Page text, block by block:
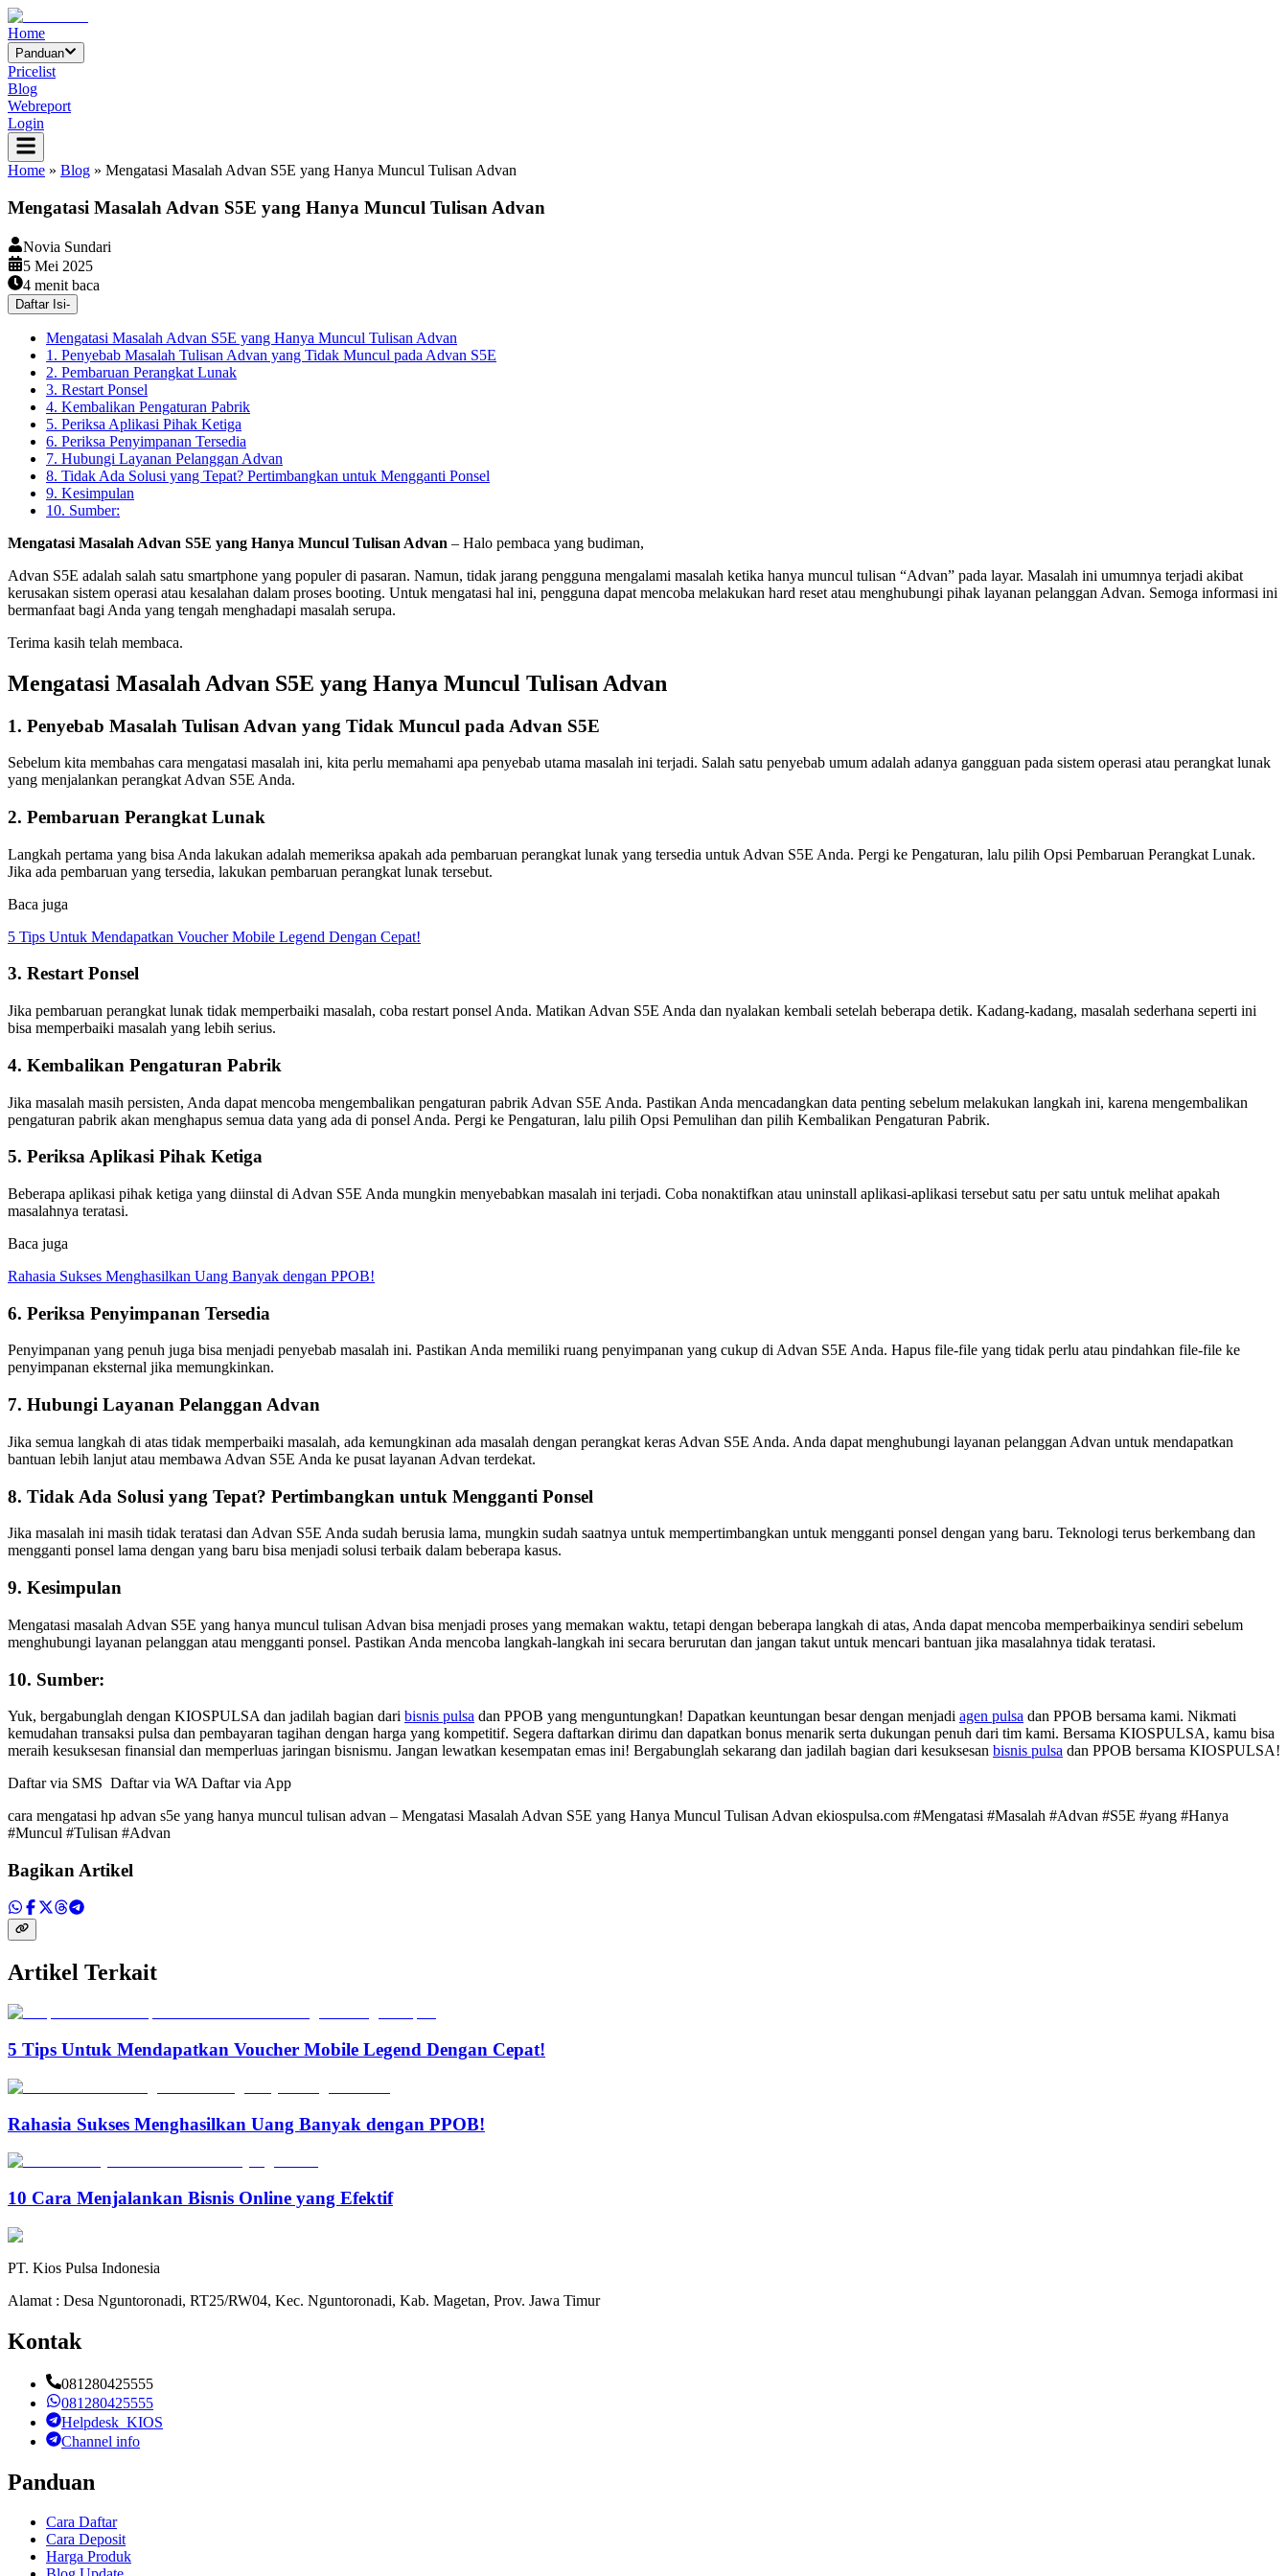
Home
Panduan
Pricelist
Blog
Webreport
Login
Home » Blog » Mengatasi Masalah Advan S5E yang Hanya Muncul Tulisan Advan
Mengatasi Masalah Advan S5E yang Hanya Muncul Tulisan Advan
Novia Sundari
5 Mei 2025
4 menit baca
Daftar Isi-
Mengatasi Masalah Advan S5E yang Hanya Muncul Tulisan Advan
1. Penyebab Masalah Tulisan Advan yang Tidak Muncul pada Advan S5E
2. Pembaruan Perangkat Lunak
3. Restart Ponsel
4. Kembalikan Pengaturan Pabrik
5. Periksa Aplikasi Pihak Ketiga
6. Periksa Penyimpanan Tersedia
7. Hubungi Layanan Pelanggan Advan
8. Tidak Ada Solusi yang Tepat? Pertimbangkan untuk Mengganti Ponsel
9. Kesimpulan
10. Sumber:
Mengatasi Masalah Advan S5E yang Hanya Muncul Tulisan Advan – Halo pembaca yang budiman,
Advan S5E adalah salah satu smartphone yang populer di pasaran. Namun, tidak jarang pengguna mengalami masalah ketika hanya muncul tulisan “Advan” pada layar. Masalah ini umumnya terjadi akibat
kerusakan sistem operasi atau kesalahan dalam proses booting. Untuk mengatasi hal ini, pengguna dapat mencoba melakukan hard reset atau menghubungi pihak layanan pelanggan Advan. Semoga informasi ini
bermanfaat bagi Anda yang tengah menghadapi masalah serupa.
Terima kasih telah membaca.
Mengatasi Masalah Advan S5E yang Hanya Muncul Tulisan Advan
1. Penyebab Masalah Tulisan Advan yang Tidak Muncul pada Advan S5E
Sebelum kita membahas cara mengatasi masalah ini, kita perlu memahami apa penyebab utama masalah ini terjadi. Salah satu penyebab umum adalah adanya gangguan pada sistem operasi atau perangkat lunak
yang menjalankan perangkat Advan S5E Anda.
2. Pembaruan Perangkat Lunak
Langkah pertama yang bisa Anda lakukan adalah memeriksa apakah ada pembaruan perangkat lunak yang tersedia untuk Advan S5E Anda. Pergi ke Pengaturan, lalu pilih Opsi Pembaruan Perangkat Lunak.
Jika ada pembaruan yang tersedia, lakukan pembaruan perangkat lunak tersebut.
Baca juga
5 Tips Untuk Mendapatkan Voucher Mobile Legend Dengan Cepat!
3. Restart Ponsel
Jika pembaruan perangkat lunak tidak memperbaiki masalah, coba restart ponsel Anda. Matikan Advan S5E Anda dan nyalakan kembali setelah beberapa detik. Kadang-kadang, masalah sederhana seperti ini
bisa memperbaiki masalah yang lebih serius.
4. Kembalikan Pengaturan Pabrik
Jika masalah masih persisten, Anda dapat mencoba mengembalikan pengaturan pabrik Advan S5E Anda. Pastikan Anda mencadangkan data penting sebelum melakukan langkah ini, karena mengembalikan
pengaturan pabrik akan menghapus semua data yang ada di ponsel Anda. Pergi ke Pengaturan, lalu pilih Opsi Pemulihan dan pilih Kembalikan Pengaturan Pabrik.
5. Periksa Aplikasi Pihak Ketiga
Beberapa aplikasi pihak ketiga yang diinstal di Advan S5E Anda mungkin menyebabkan masalah ini terjadi. Coba nonaktifkan atau uninstall aplikasi-aplikasi tersebut satu per satu untuk melihat apakah
masalahnya teratasi.
Baca juga
Rahasia Sukses Menghasilkan Uang Banyak dengan PPOB!
6. Periksa Penyimpanan Tersedia
Penyimpanan yang penuh juga bisa menjadi penyebab masalah ini. Pastikan Anda memiliki ruang penyimpanan yang cukup di Advan S5E Anda. Hapus file-file yang tidak perlu atau pindahkan file-file ke
penyimpanan eksternal jika memungkinkan.
7. Hubungi Layanan Pelanggan Advan
Jika semua langkah di atas tidak memperbaiki masalah, ada kemungkinan ada masalah dengan perangkat keras Advan S5E Anda. Anda dapat menghubungi layanan pelanggan Advan untuk mendapatkan
bantuan lebih lanjut atau membawa Advan S5E Anda ke pusat layanan Advan terdekat.
8. Tidak Ada Solusi yang Tepat? Pertimbangkan untuk Mengganti Ponsel
Jika masalah ini masih tidak teratasi dan Advan S5E Anda sudah berusia lama, mungkin sudah saatnya untuk mempertimbangkan untuk mengganti ponsel dengan yang baru. Teknologi terus berkembang dan
mengganti ponsel lama dengan yang baru bisa menjadi solusi terbaik dalam beberapa kasus.
9. Kesimpulan
Mengatasi masalah Advan S5E yang hanya muncul tulisan Advan bisa menjadi proses yang memakan waktu, tetapi dengan beberapa langkah di atas, Anda dapat mencoba memperbaikinya sendiri sebelum
menghubungi layanan pelanggan atau mengganti ponsel. Pastikan Anda mencoba langkah-langkah ini secara berurutan dan jangan takut untuk mencari bantuan jika masalahnya tidak teratasi.
10. Sumber:
Yuk, bergabunglah dengan KIOSPULSA dan jadilah bagian dari bisnis pulsa dan PPOB yang menguntungkan! Dapatkan keuntungan besar dengan menjadi agen pulsa dan PPOB bersama kami. Nikmati
kemudahan transaksi pulsa dan pembayaran tagihan dengan harga yang kompetitif. Segera daftarkan dirimu dan dapatkan bonus menarik serta dukungan penuh dari tim kami. Bersama KIOSPULSA, kamu bisa
meraih kesuksesan finansial dan memperluas jaringan bisnismu. Jangan lewatkan kesempatan emas ini! Bergabunglah sekarang dan jadilah bagian dari kesuksesan bisnis pulsa dan PPOB bersama KIOSPULSA!
Daftar via SMS Daftar via WA Daftar via App
cara mengatasi hp advan s5e yang hanya muncul tulisan advan – Mengatasi Masalah Advan S5E yang Hanya Muncul Tulisan Advan ekiospulsa.com #Mengatasi #Masalah #Advan #S5E #yang #Hanya
#Muncul #Tulisan #Advan
Bagikan Artikel
Artikel Terkait
5 Tips Untuk Mendapatkan Voucher Mobile Legend Dengan Cepat!
Rahasia Sukses Menghasilkan Uang Banyak dengan PPOB!
10 Cara Menjalankan Bisnis Online yang Efektif
PT. Kios Pulsa Indonesia
Alamat : Desa Nguntoronadi, RT25/RW04, Kec. Nguntoronadi, Kab. Magetan, Prov. Jawa Timur
Kontak
081280425555
081280425555
Helpdesk_KIOS
Channel info
Panduan
Cara Daftar
Cara Deposit
Harga Produk